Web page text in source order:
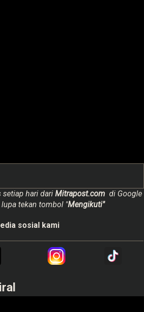
setiap hari dariMitrapost.com di Google
tekan tombol "Mengikuti"
sosial kami